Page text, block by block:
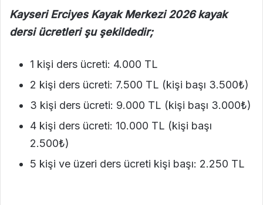
Kayseri Erciyes Kayak Merkezi 2026 kayak
dersi ücretleri şu şekildedir;
1 kişi ders ücreti: 4.000 TL
2 kişi ders ücreti: 7.500 TL (kişi başı 3.500₺)
3 kişi ders ücreti: 9.000 TL (kişi başı 3.000₺)
4 kişi ders ücreti: 10.000 TL (kişi başı
2.500₺)
5 kişi ve üzeri ders ücreti kişi başı: 2.250 TL